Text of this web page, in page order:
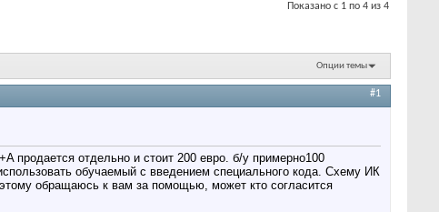
Показано с 1 по 4 из 4
Опции темы
#1
продается отдельно и стоит 200 евро. б/у примерно100
обучаемый с введением специального кода. Схему ИК
обращаюсь к вам за помощью, может кто согласится